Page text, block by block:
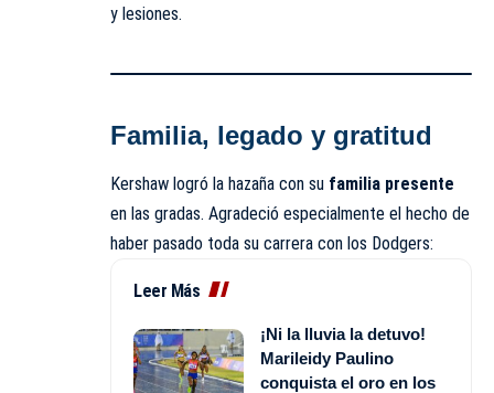
y lesiones.
Familia, legado y gratitud
Kershaw logró la hazaña con su familia presente
en las gradas. Agradeció especialmente el hecho de
haber pasado toda su carrera con los Dodgers:
Leer Más
¡Ni la lluvia la detuvo!
Marileidy Paulino
conquista el oro en los